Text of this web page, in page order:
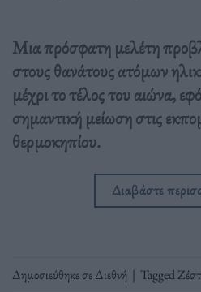
Μια πρόσφατη μελέτη
στους θανάτους ατόμων
μέχρι το τέλος του αιώνα,
σημαντική μείωση στις
θερμοκηπίου.
Διαβάστε
Δημοσιεύθηκε σεΔιεθνή | Tagged